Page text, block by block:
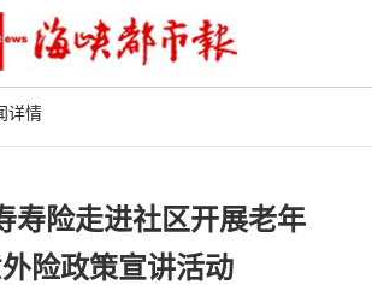
详情
寿险走进社区开展老年
险政策宣讲活动